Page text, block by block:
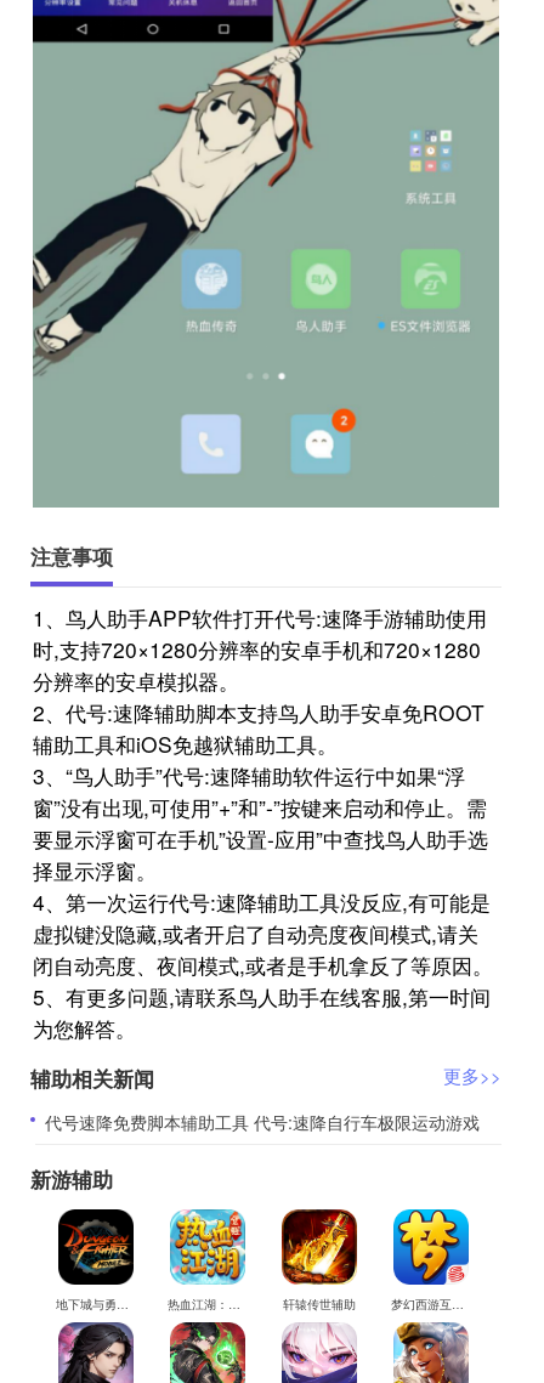
注意事项
1、鸟人助手APP软件打开代号:速降手游辅助使用
时,支持720×1280分辨率的安卓手机和720×1280
分辨率的安卓模拟器。
2、代号:速降辅助脚本支持鸟人助手安卓免ROOT
辅助工具和iOS免越狱辅助工具。
3、“鸟人助手”代号:速降辅助软件运行中如果“浮
窗”没有出现,可使用”+”和”-”按键来启动和停止。需
要显示浮窗可在手机”设置-应用”中查找鸟人助手选
择显示浮窗。
4、第一次运行代号:速降辅助工具没反应,有可能是
虚拟键没隐藏,或者开启了自动亮度夜间模式,请关
闭自动亮度、夜间模式,或者是手机拿反了等原因。
5、有更多问题,请联系鸟人助手在线客服,第一时间
为您解答。
辅助相关新闻
更多>>
​代号速降免费脚本辅助工具 代号:速降自行车极限运动游戏
新游辅助
地下城与勇士M辅助 热血江湖：觉醒辅助 轩辕传世辅助 梦幻西游互通版辅助